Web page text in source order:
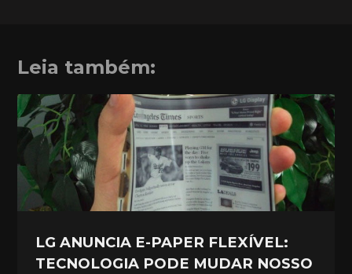
Leia também:
LG ANUNCIA E-PAPER FLEXÍVEL:
TECNOLOGIA PODE MUDAR NOSSO